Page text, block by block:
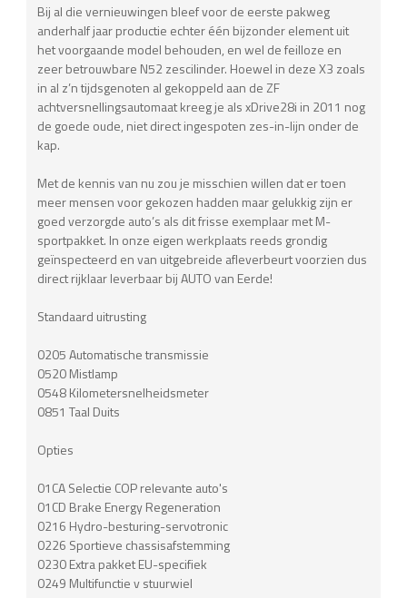
Bij al die vernieuwingen bleef voor de eerste pakweg
anderhalf jaar productie echter één bijzonder element uit
het voorgaande model behouden, en wel de feilloze en
zeer betrouwbare N52 zescilinder. Hoewel in deze X3 zoals
in al z’n tijdsgenoten al gekoppeld aan de ZF
achtversnellingsautomaat kreeg je als xDrive28i in 2011 nog
de goede oude, niet direct ingespoten zes-in-lijn onder de
kap.
Met de kennis van nu zou je misschien willen dat er toen
meer mensen voor gekozen hadden maar gelukkig zijn er
goed verzorgde auto’s als dit frisse exemplaar met M-
sportpakket. In onze eigen werkplaats reeds grondig
geïnspecteerd en van uitgebreide afleverbeurt voorzien dus
direct rijklaar leverbaar bij AUTO van Eerde!
Standaard uitrusting
0205 Automatische transmissie
0520 Mistlamp
0548 Kilometersnelheidsmeter
0851 Taal Duits
Opties
01CA Selectie COP relevante auto's
01CD Brake Energy Regeneration
0216 Hydro-besturing-servotronic
0226 Sportieve chassisafstemming
0230 Extra pakket EU-specifiek
0249 Multifunctie v stuurwiel